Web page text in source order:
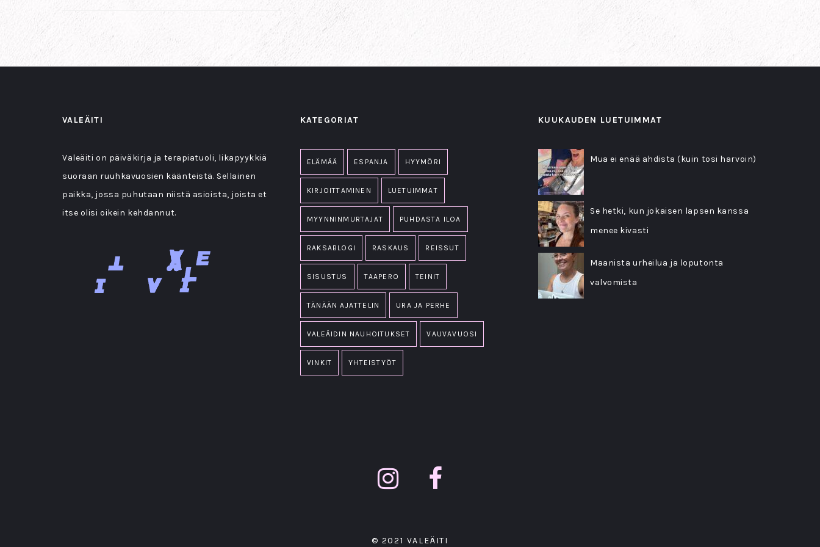
VALEÄITI
Valeäiti on päiväkirja ja terapiatuoli, likapyykkiä
suoraan ruuhkavuosien käänteistä. Sellainen
paikka, jossa puhutaan niistä asioista, joista et
itse olisi oikein kehdannut.
KATEGORIAT
ELÄMÄÄ ESPANJA HYYMÖRI
KIRJOITTAMINEN LUETUIMMAT
MYYNNINMURTAJAT PUHDASTA ILOA
RAKSABLOGI RASKAUS REISSUT
SISUSTUS TAAPERO TEINIT
TÄNÄÄN AJATTELIN URA JA PERHE
VALEÄIDIN NAUHOITUKSET VAUVAVUOSI
VINKIT YHTEISTYÖT
KUUKAUDEN LUETUIMMAT
Mua ei enää ahdista (kuin tosi harvoin)
Se hetki, kun jokaisen lapsen kanssa
menee kivasti
Maanista urheilua ja loputonta
valvomista
© 2021 VALEÄITI